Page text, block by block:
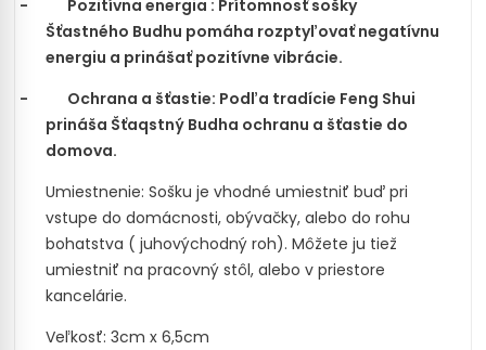
-
Pozitívna energia : Prítomnosť sošky
Šťastného Budhu pomáha rozptyľovať negatívnu
energiu a prinášať pozitívne vibrácie.
-
Ochrana a šťastie: Podľa tradície Feng Shui
prináša Šťaqstný Budha ochranu a šťastie do
domova.
Umiestnenie: Sošku je vhodné umiestniť buď pri
vstupe do domácnosti, obývačky, alebo do rohu
bohatstva ( juhovýchodný roh). Môžete ju tiež
umiestniť na pracovný stôl, alebo v priestore
kancelárie.
Veľkosť: 3cm x 6,5cm